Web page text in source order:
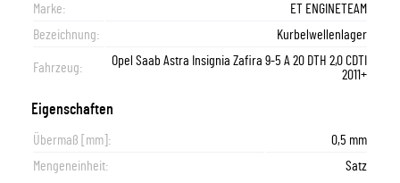
Marke:
ET ENGINETEAM
Bezeichnung:
Kurbelwellenlager
Fahrzeug:
Opel Saab Astra Insignia Zafira 9-5 A 20 DTH 2,0 CDTI
2011+
Eigenschaften
Übermaß [mm]:
0,5 mm
Mengeneinheit:
Satz